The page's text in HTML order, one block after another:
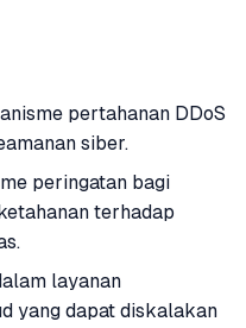
pertahanan DDoS
siber.
peringatan bagi
terhadap
layanan
yang dapat diskalakan